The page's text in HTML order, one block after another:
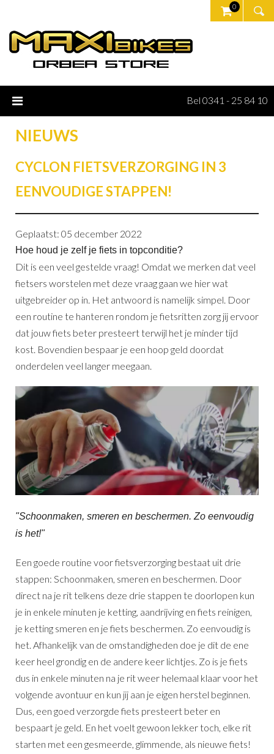
0
Bel 0341 - 25 84 10
NIEUWS
CYCLON FIETSVERZORGING IN 3
EENVOUDIGE STAPPEN!
Geplaatst: 05 december 2022
Hoe houd je zelf je fiets in topconditie?
Dit is een veel gestelde vraag! Omdat we merken dat veel
fietsers worstelen met deze vraag gaan we hier wat
uitgebreider op in. Het antwoord is namelijk simpel. Door
een routine te hanteren rondom je fietsritten zorg jij ervoor
dat jouw fiets beter presteert terwijl het je minder tijd
kost. Bovendien bespaar je een hoop geld doordat
onderdelen veel langer meegaan.
"Schoonmaken, smeren en beschermen. Zo eenvoudig
is het!"
Een goede routine voor fietsverzorging bestaat uit drie
stappen: Schoonmaken, smeren en beschermen. Door
direct na je rit telkens deze drie stappen te doorlopen kun
je in enkele minuten je ketting, aandrijving en fiets reinigen,
je ketting smeren en je fiets beschermen. Zo eenvoudig is
het. Afhankelijk van de omstandigheden doe je dit de ene
keer heel grondig en de andere keer lichtjes. Zo is je fiets
dus in enkele minuten na je rit weer helemaal klaar voor het
volgende avontuur en kun jij aan je eigen herstel beginnen.
Dus, een goed verzorgde fiets presteert beter en
bespaart je geld. En het voelt gewoon lekker toch, elke rit
starten met een gesmeerde, glimmende, als nieuwe fiets!